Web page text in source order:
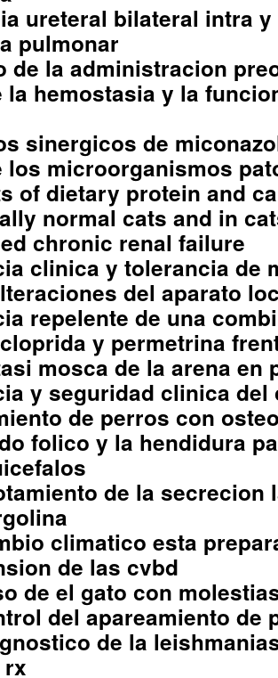
ureteral bilateral intra
pulmonar
de la administracion
la hemostasia y la
sinergicos de
los microorganismos
of dietary protein and
normal cats and in
chronic renal failure
clinica y tolerancia de
del aparato
repelente de una
y permetrina
mosca de la arena en
y seguridad clinica del
de perros con
folico y la hendidura
de la secrecion
climatico esta
de las cvbd
de el gato con
del apareamiento de
de la
rx